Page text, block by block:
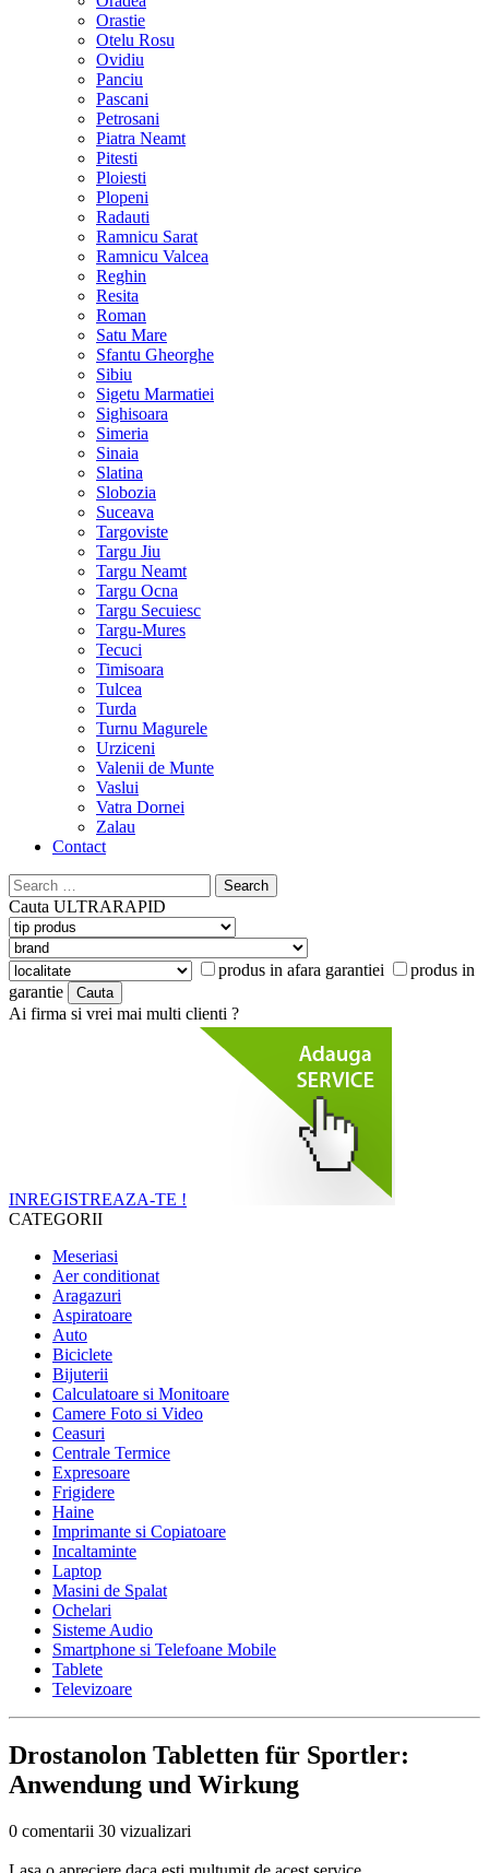
Orastie
Otelu Rosu
Ovidiu
Panciu
Pascani
Petrosani
Piatra Neamt
Pitesti
Ploiesti
Plopeni
Radauti
Ramnicu Sarat
Ramnicu Valcea
Reghin
Resita
Roman
Satu Mare
Sfantu Gheorghe
Sibiu
Sigetu Marmatiei
Sighisoara
Simeria
Sinaia
Slatina
Slobozia
Suceava
Targoviste
Targu Jiu
Targu Neamt
Targu Ocna
Targu Secuiesc
Targu-Mures
Tecuci
Timisoara
Tulcea
Turda
Turnu Magurele
Urziceni
Valenii de Munte
Vaslui
Vatra Dornei
Zalau
Contact
Search
for:
Cauta ULTRARAPID
produs in afara garantiei
produs in
garantie
Ai firma si vrei mai multi clienti ?
INREGISTREAZA-TE !
CATEGORII
Meseriasi
Aer conditionat
Aragazuri
Aspiratoare
Auto
Biciclete
Bijuterii
Calculatoare si Monitoare
Camere Foto si Video
Ceasuri
Centrale Termice
Expresoare
Frigidere
Haine
Imprimante si Copiatoare
Incaltaminte
Laptop
Masini de Spalat
Ochelari
Sisteme Audio
Smartphone si Telefoane Mobile
Tablete
Televizoare
Drostanolon Tabletten für Sportler:
Anwendung und Wirkung
0 comentarii 30 vizualizari